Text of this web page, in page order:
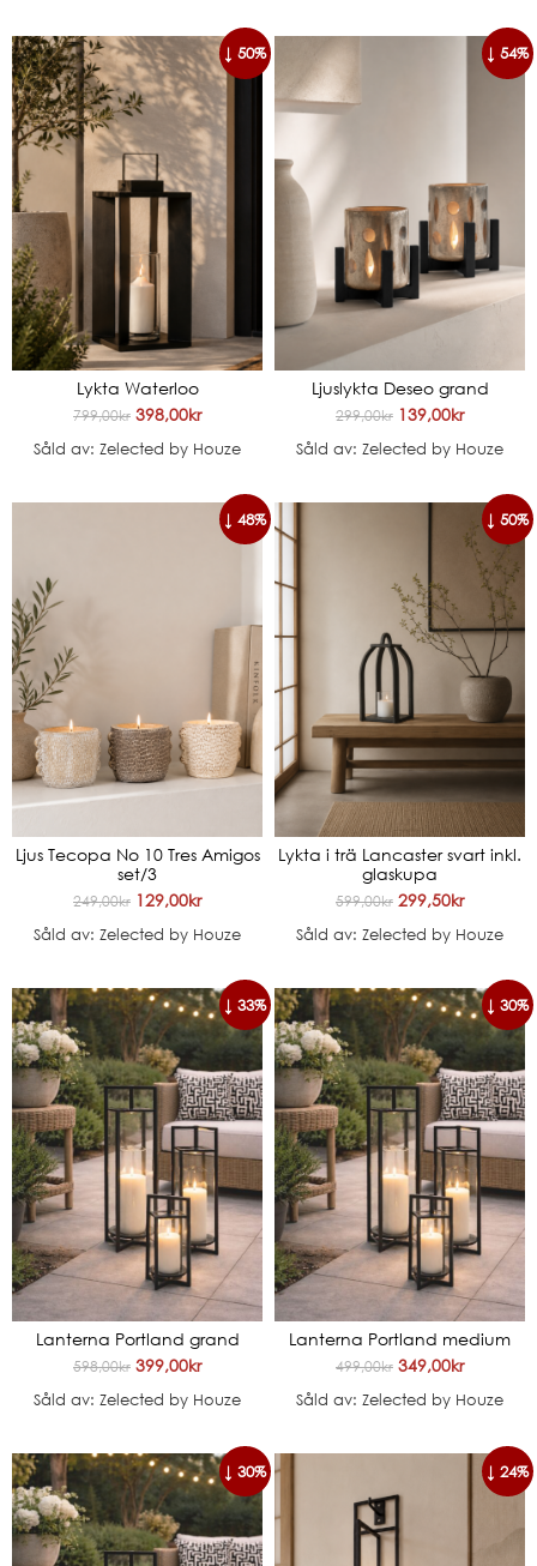
↓ 50%
Lykta Waterloo
799,00kr 398,00kr
Såld av: Zelected by Houze
↓ 54%
Ljuslykta Deseo grand
299,00kr 139,00kr
Såld av: Zelected by Houze
↓ 48%
Ljus Tecopa No 10 Tres Amigos
set/3
249,00kr 129,00kr
Såld av: Zelected by Houze
↓ 50%
Lykta i trä Lancaster svart inkl.
glaskupa
599,00kr 299,50kr
Såld av: Zelected by Houze
↓ 33%
Lanterna Portland grand
598,00kr 399,00kr
Såld av: Zelected by Houze
↓ 30%
Lanterna Portland medium
499,00kr 349,00kr
Såld av: Zelected by Houze
↓ 30% ↓ 24%